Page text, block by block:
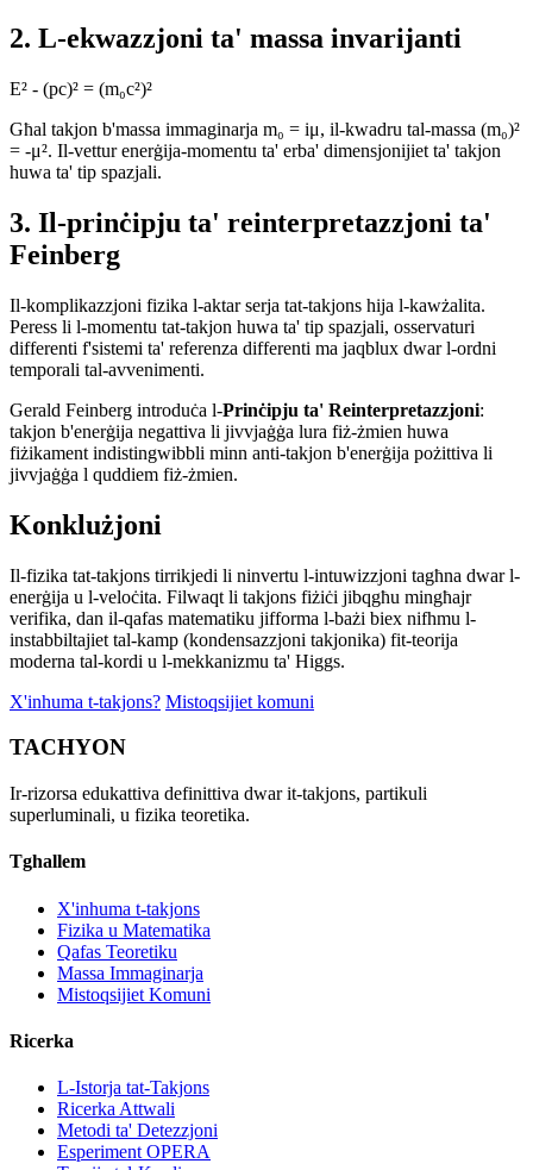
2. L-ekwazzjoni ta' massa invarijanti
E² - (pc)² = (m₀c²)²
Għal takjon b'massa immaginarja m₀ = iμ, il-kwadru tal-massa (m₀)²
= -μ². Il-vettur enerġija-momentu ta' erba' dimensjonijiet ta' takjon
huwa ta' tip spazjali.
3. Il-prinċipju ta' reinterpretazzjoni ta'
Feinberg
Il-komplikazzjoni fizika l-aktar serja tat-takjons hija l-kawżalita.
Peress li l-momentu tat-takjon huwa ta' tip spazjali, osservaturi
differenti f'sistemi ta' referenza differenti ma jaqblux dwar l-ordni
temporali tal-avvenimenti.
Gerald Feinberg introduċa l-Prinċipju ta' Reinterpretazzjoni:
takjon b'enerġija negattiva li jivvjaġġa lura fiż-żmien huwa
fiżikament indistingwibbli minn anti-takjon b'enerġija pożittiva li
jivvjaġġa l quddiem fiż-żmien.
Konklużjoni
Il-fizika tat-takjons tirrikjedi li ninvertu l-intuwizzjoni tagħna dwar l-
enerġija u l-veloċita. Filwaqt li takjons fiżiċi jibqgħu mingħajr
verifika, dan il-qafas matematiku jifforma l-bażi biex nifhmu l-
instabbiltajiet tal-kamp (kondensazzjoni takjonika) fit-teorija
moderna tal-kordi u l-mekkanizmu ta' Higgs.
X'inhuma t-takjons? Mistoqsijiet komuni
TACHYON
Ir-rizorsa edukattiva definittiva dwar it-takjons, partikuli
superluminali, u fizika teoretika.
Tghallem
X'inhuma t-takjons
Fizika u Matematika
Qafas Teoretiku
Massa Immaginarja
Mistoqsijiet Komuni
Ricerka
L-Istorja tat-Takjons
Ricerka Attwali
Metodi ta' Detezzjoni
Esperiment OPERA